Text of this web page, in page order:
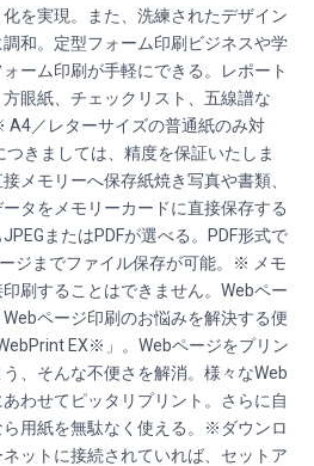
を実現。また、洗練されたデザイン
和。定型フォーム印刷ビジネスや学
ーム印刷が手軽にできる。レポート
眼紙、チェックリスト、五線譜な
／レターサイズの普通紙のみ対
きましては、精度を保証いたしま
メモリーへ保存紙焼き写真や書類、
タをメモリーカードに直接保存する
またはPDFが選べる。PDF形式で
ジまでファイル保存が可能。※ メモ
刷することはできません。Webペー
ページ印刷のお悩みを解決する便
EX※」。Webページをプリン
、そんな不便さを解消。様々なWeb
わせてピッタリプリント。さらに自
用紙を無駄なく使える。※ダウンロ
ットに接続されていれば、セットア